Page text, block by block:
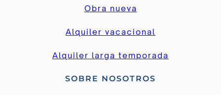
Obra nueva
Alquiler vacacional
Alquiler larga temporada
SOBRE NOSOTROS